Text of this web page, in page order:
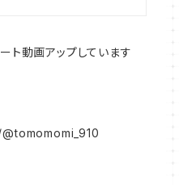
動画アップしています